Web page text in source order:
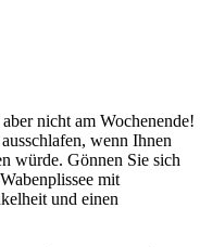
nicht am Wochenende!
wenn Ihnen
würde. Gönnen Sie sich
mit
und einen